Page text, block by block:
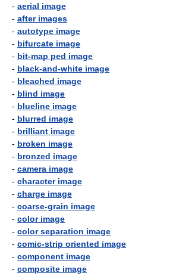
- aerial image
- after images
- autotype image
- bifurcate image
- bit-map ped image
- black-and-white image
- bleached image
- blind image
- blueline image
- blurred image
- brilliant image
- broken image
- bronzed image
- camera image
- character image
- charge image
- coarse-grain image
- color image
- color separation image
- comic-strip oriented image
- component image
- composite image